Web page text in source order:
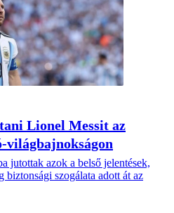
Lionel Messit az
jutottak azok a belső jelentések,
biztonsági szogálata adott át az